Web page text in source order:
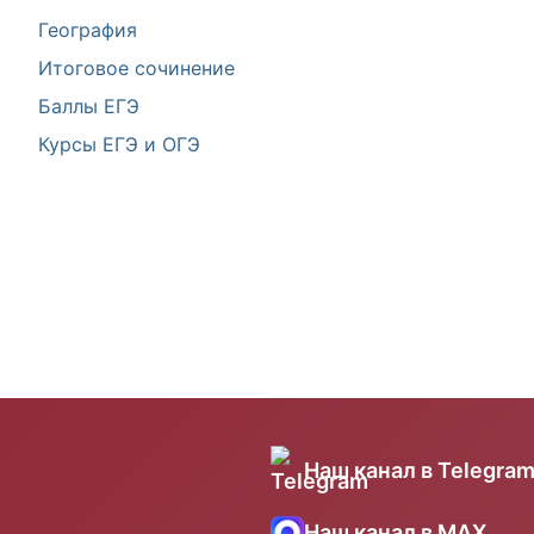
География
Итоговое сочинение
Баллы ЕГЭ
Курсы ЕГЭ и ОГЭ
Наш канал в Telegram